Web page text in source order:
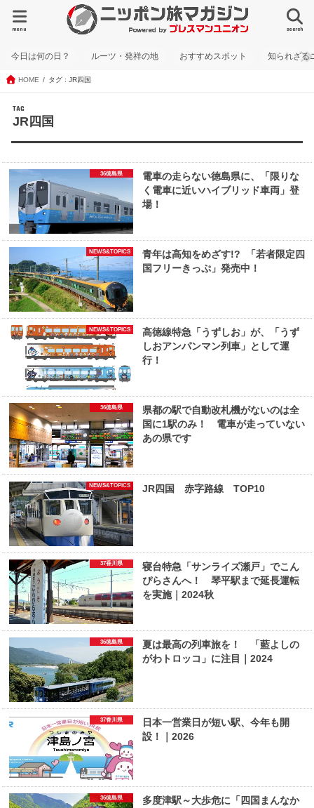
search
menu
今日は何の日？ ルーツ・発祥の地 おすすめスポット 知られざる
HOME タグ : JR四国
TAG
JR四国
36徳島県
電車の走らない徳島県に、「限りな
く電車に近いハイブリッド車両」登
場！
NEWS&TOPICS
青年は高知をめざす!? 「若者限定四
国フリーきっぷ」発売中！
NEWS&TOPICS
高徳線特急「うずしお」が、「うず
しおアンパンマン列車」として運
行！
36徳島県
県都の駅で自動改札機がないのは全
国に1駅のみ！ 電車が走っていない
あの県です
NEWS&TOPICS JR四国 赤字路線 TOP10
37香川県
寝台特急「サンライズ瀬戸」でこん
ぴらさんへ！ 琴平駅まで延長運転
を実施｜2024秋
36徳島県
夏は最高の列車旅を！ 「藍よしの
がわトロッコ」に注目｜2024
37香川県
日本一営業日が短い駅、今年も開
設！｜2026
36徳島県
多度津駅～大歩危に「四国まんなか